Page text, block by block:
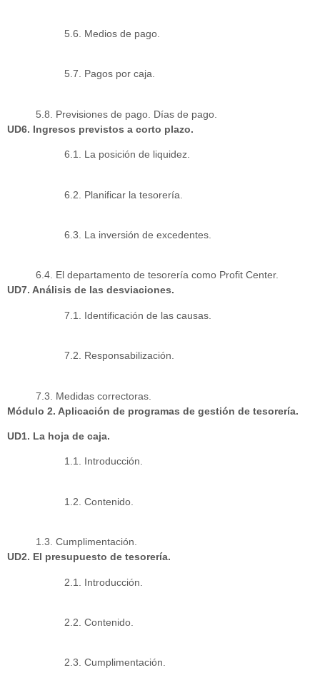
5.6. Medios de pago.
5.7. Pagos por caja.
5.8. Previsiones de pago. Días de pago.
UD6. Ingresos previstos a corto plazo.
6.1. La posición de liquidez.
6.2. Planificar la tesorería.
6.3. La inversión de excedentes.
6.4. El departamento de tesorería como Profit Center.
UD7. Análisis de las desviaciones.
7.1. Identificación de las causas.
7.2. Responsabilización.
7.3. Medidas correctoras.
Módulo 2. Aplicación de programas de gestión de tesorería.
UD1. La hoja de caja.
1.1. Introducción.
1.2. Contenido.
1.3. Cumplimentación.
UD2. El presupuesto de tesorería.
2.1. Introducción.
2.2. Contenido.
2.3. Cumplimentación.